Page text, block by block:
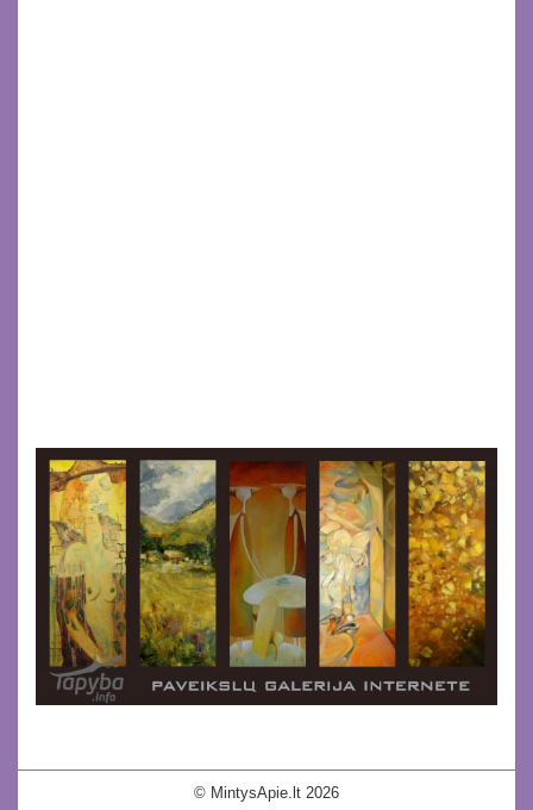
© MintysApie.lt 2026